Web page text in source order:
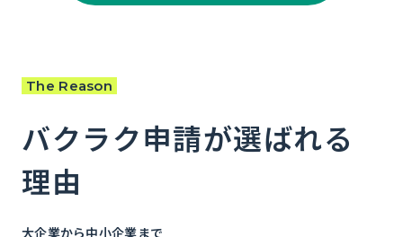
The Reason
バクラク申請が選ばれる
理由
大企業から中小企業まで